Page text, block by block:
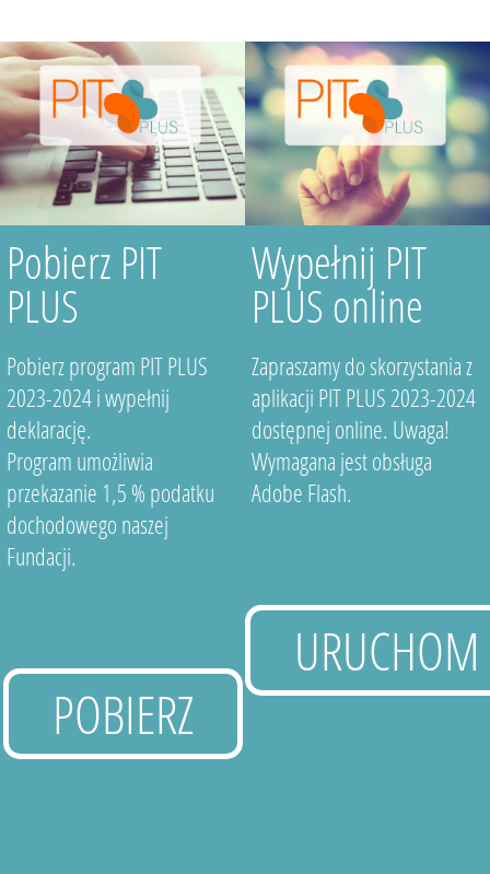
Pobierz PIT
PLUS
Pobierz program PIT PLUS
2023-2024 i wypełnij
deklarację.
Program umożliwia
przekazanie 1,5 % podatku
dochodowego naszej
Fundacji.
POBIERZ
Wypełnij PIT
PLUS online
Zapraszamy do skorzystania z
aplikacji PIT PLUS 2023-2024
dostępnej online. Uwaga!
Wymagana jest obsługa
Adobe Flash.
URUCHOM